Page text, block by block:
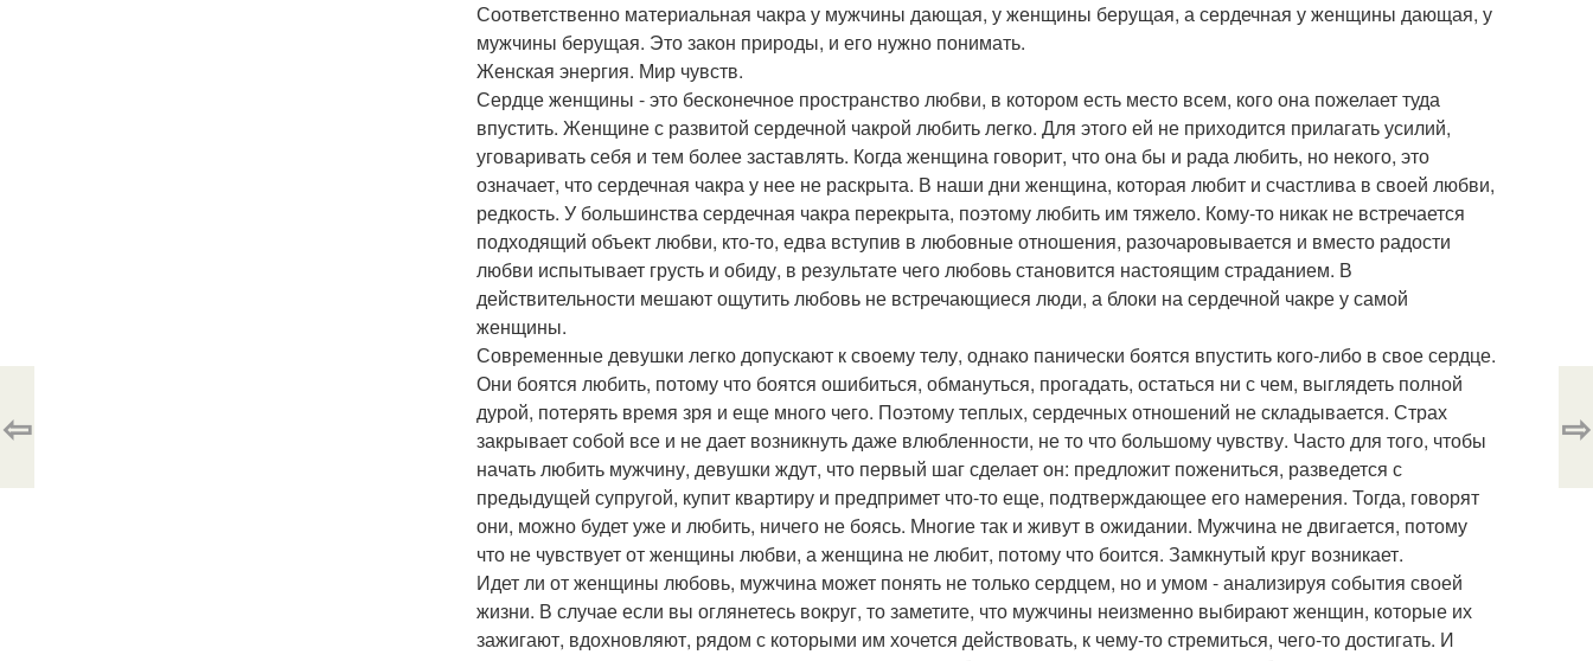
Соответственно материальная чакра у мужчины дающая, у женщины берущая, а сердечная у женщины дающая, у
мужчины берущая. Это закон природы, и его нужно понимать.
Женская энергия. Мир чувств.
Сердце женщины - это бесконечное пространство любви, в котором есть место всем, кого она пожелает туда
впустить. Женщине с развитой сердечной чакрой любить легко. Для этого ей не приходится прилагать усилий,
уговаривать себя и тем более заставлять. Когда женщина говорит, что она бы и рада любить, но некого, это
означает, что сердечная чакра у нее не раскрыта. В наши дни женщина, которая любит и счастлива в своей любви,
редкость. У большинства сердечная чакра перекрыта, поэтому любить им тяжело. Кому-то никак не встречается
подходящий объект любви, кто-то, едва вступив в любовные отношения, разочаровывается и вместо радости
любви испытывает грусть и обиду, в результате чего любовь становится настоящим страданием. В
действительности мешают ощутить любовь не встречающиеся люди, а блоки на сердечной чакре у самой
женщины.
Современные девушки легко допускают к своему телу, однако панически боятся впустить кого-либо в свое сердце.
Они боятся любить, потому что боятся ошибиться, обмануться, прогадать, остаться ни с чем, выглядеть полной
дурой, потерять время зря и еще много чего. Поэтому теплых, сердечных отношений не складывается. Страх
закрывает собой все и не дает возникнуть даже влюбленности, не то что большому чувству. Часто для того, чтобы
начать любить мужчину, девушки ждут, что первый шаг сделает он: предложит пожениться, разведется с
предыдущей супругой, купит квартиру и предпримет что-то еще, подтверждающее его намерения. Тогда, говорят
они, можно будет уже и любить, ничего не боясь. Многие так и живут в ожидании. Мужчина не двигается, потому
что не чувствует от женщины любви, а женщина не любит, потому что боится. Замкнутый круг возникает.
Идет ли от женщины любовь, мужчина может понять не только сердцем, но и умом - анализируя события своей
жизни. В случае если вы оглянетесь вокруг, то заметите, что мужчины неизменно выбирают женщин, которые их
зажигают, вдохновляют, рядом с которыми им хочется действовать, к чему-то стремиться, чего-то достигать. И
⇦ ⇨